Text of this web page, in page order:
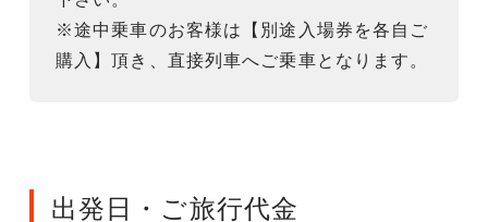
※途中乗車のお客様は【別途入場券を各自ご
購入】頂き、直接列車へご乗車となります。
出発日・ご旅行代金